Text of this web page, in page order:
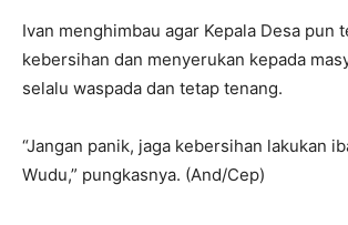
Ivan menghimbau agar Kepala Desa pun
kebersihan dan menyerukan kepada
selalu waspada dan tetap tenang.
“Jangan panik, jaga kebersihan lakukan
Wudu,” pungkasnya. (And/Cep)